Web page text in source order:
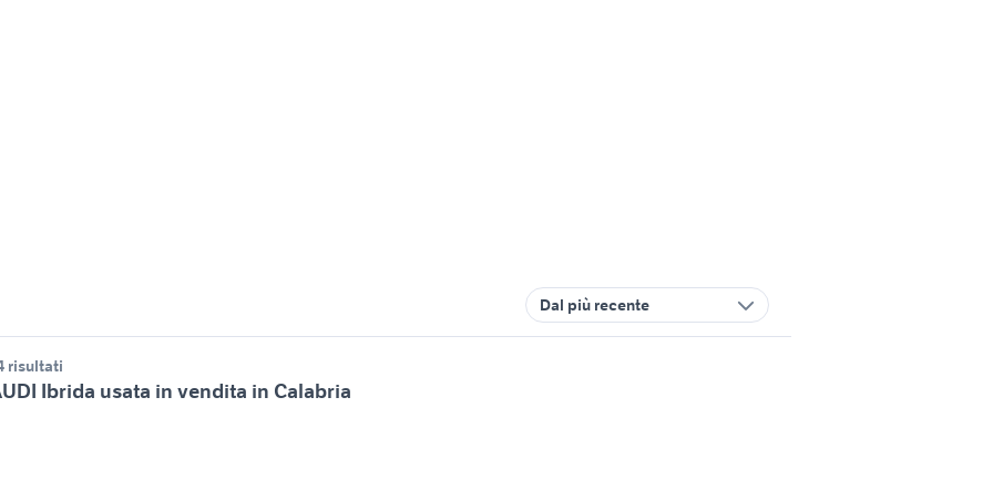
Dal più recente
risultati
Ibrida usata in vendita in Calabria